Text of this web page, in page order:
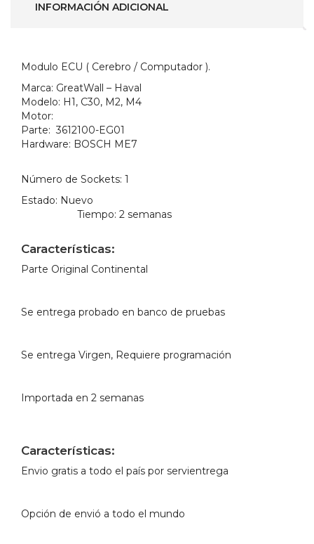
INFORMACIÓN ADICIONAL
Modulo ECU ( Cerebro / Computador ).
Marca: GreatWall – Haval
Modelo: H1, C30, M2, M4
Motor:
Parte: 3612100-EG01
Hardware: BOSCH ME7
Número de Sockets: 1
Estado: Nuevo
Tiempo: 2 semanas
Características:
Parte Original Continental
Se entrega probado en banco de pruebas
Se entrega Virgen, Requiere programación
Importada en 2 semanas
Características:
Envio gratis a todo el país por servientrega
Opción de envió a todo el mundo